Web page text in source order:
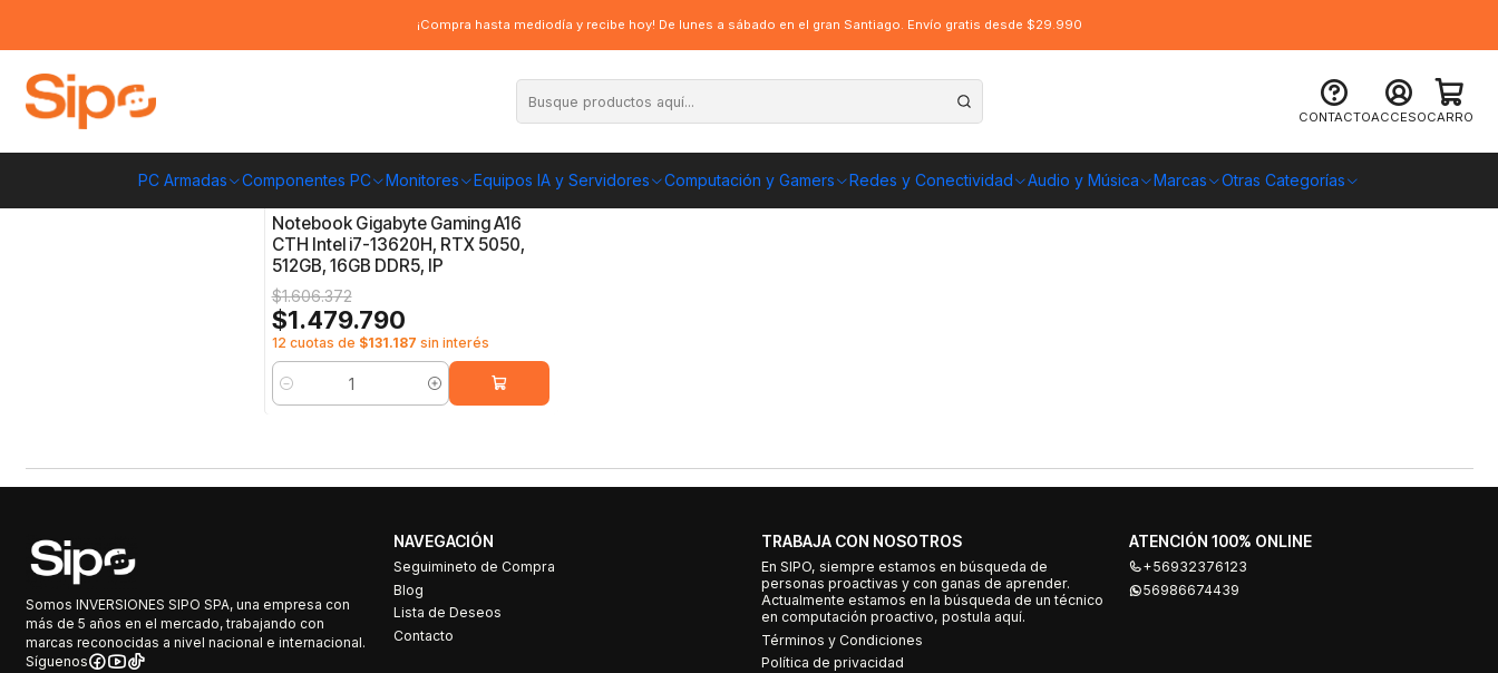
CONTACTOACCESOCARRO
PC Armadas Componentes PC Monitores Equipos IA y Servidores Computación y Gamers Redes y Conectividad Audio y Música Marcas Otras Categorías
¡Compra hasta mediodía y recibe hoy! De lunes a sábado en el gran Santiago. Envío gratis desde $29.990
Notebooks
-8%OFF
Notebook Gigabyte Gaming A16
CTH Intel i7-13620H, RTX 5050,
512GB, 16GB DDR5, IP
$1.606.372
$1.479.790
12 cuotas de $131.187 sin interés
Cantidad
Somos INVERSIONES SIPO SPA, una empresa con
más de 5 años en el mercado, trabajando con
marcas reconocidas a nivel nacional e internacional.
Síguenos
NAVEGACIÓN
Seguimineto de Compra
Blog
Lista de Deseos
Contacto
TRABAJA CON NOSOTROS
En SIPO, siempre estamos en búsqueda de
personas proactivas y con ganas de aprender.
Actualmente estamos en la búsqueda de un técnico
en computación proactivo, postula aquí.
Términos y Condiciones
Política de privacidad
ATENCIÓN 100% ONLINE
+56932376123
56986674439